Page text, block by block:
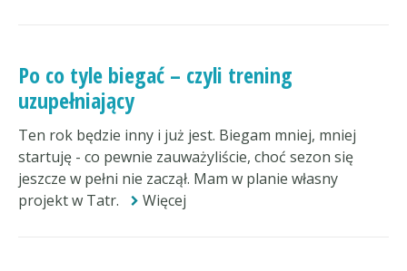
Po co tyle biegać – czyli trening
uzupełniający
Ten rok będzie inny i już jest. Biegam mniej, mniej
startuję - co pewnie zauważyliście, choć sezon się
jeszcze w pełni nie zaczął. Mam w planie własny
projekt w Tatr.
Więcej